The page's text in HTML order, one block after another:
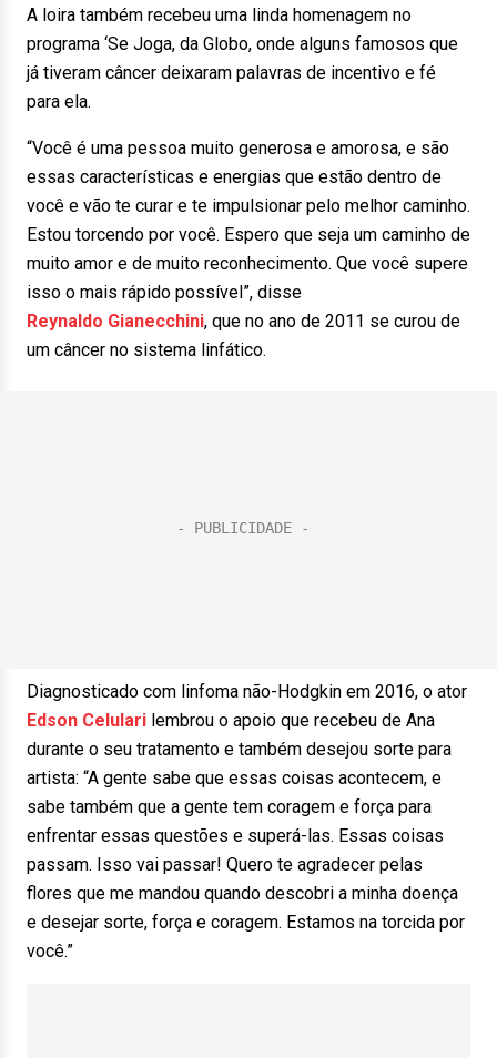
A loira também recebeu uma linda homenagem no
programa ‘Se Joga, da Globo, onde alguns famosos que
já tiveram câncer deixaram palavras de incentivo e fé
para ela.
“Você é uma pessoa muito generosa e amorosa, e são
essas características e energias que estão dentro de
você e vão te curar e te impulsionar pelo melhor caminho.
Estou torcendo por você. Espero que seja um caminho de
muito amor e de muito reconhecimento. Que você supere
isso o mais rápido possível”, disse
Reynaldo Gianecchini, que no ano de 2011 se curou de
um câncer no sistema linfático.
Diagnosticado com linfoma não-Hodgkin em 2016, o ator
Edson Celulari lembrou o apoio que recebeu de Ana
durante o seu tratamento e também desejou sorte para
artista: “A gente sabe que essas coisas acontecem, e
sabe também que a gente tem coragem e força para
enfrentar essas questões e superá-las. Essas coisas
passam. Isso vai passar! Quero te agradecer pelas
flores que me mandou quando descobri a minha doença
e desejar sorte, força e coragem. Estamos na torcida por
você.”